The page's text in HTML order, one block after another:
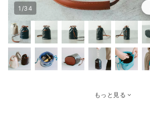
1/34
もっと見る